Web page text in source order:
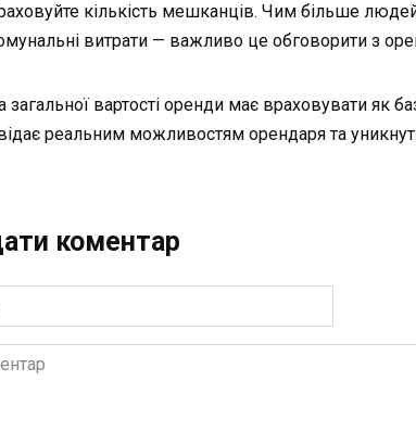
кількість мешканців. Чим більше
витрати — важливо це обговорити з
загальної вартості оренди має враховувати як
реальним можливостям орендаря та
коментар